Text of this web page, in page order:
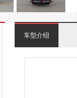
车型介绍